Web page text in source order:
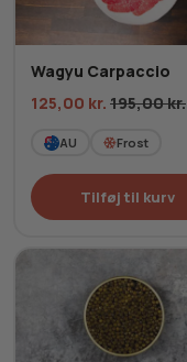
Wagyu Carpaccio
125,00 kr. 195,00kr.
AU Frost
Tilføj til kurv